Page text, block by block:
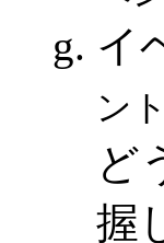
イ
ン
ど
握